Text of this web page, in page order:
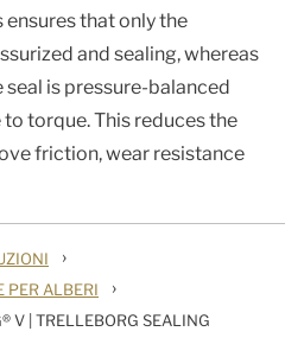
ensures that only the
and sealing, whereas
is pressure-balanced
torque. This reduces the
friction, wear resistance
›
PER ALBERI ›
V | TRELLEBORG SEALING